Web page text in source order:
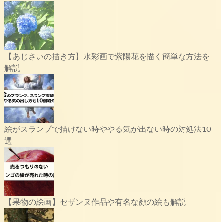
【あじさいの描き方】水彩画で紫陽花を描く簡単な方法を
解説
絵がスランプで描けない時ややる気が出ない時の対処法10
選
【果物の絵画】セザンヌ作品や有名な顔の絵も解説